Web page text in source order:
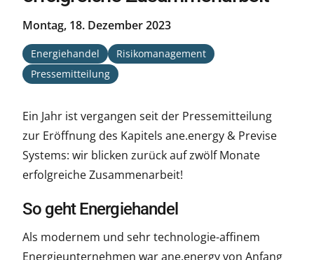
Montag, 18. Dezember 2023
Energiehandel
Risikomanagement
Pressemitteilung
Ein Jahr ist vergangen seit der Pressemitteilung
zur Eröffnung des Kapitels ane.energy & Previse
Systems: wir blicken zurück auf zwölf Monate
erfolgreiche Zusammenarbeit!
So geht Energiehandel
Als modernem und sehr technologie-affinem
Energieunternehmen war ane.energy von Anfang